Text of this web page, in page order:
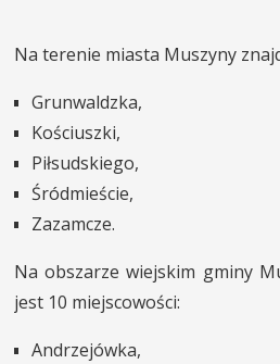
Na terenie miasta Muszyny
Grunwaldzka,
Kościuszki,
Piłsudskiego,
Śródmieście,
Zazamcze.
Na obszarze wiejskim gminy
jest 10 miejscowości:
Andrzejówka,